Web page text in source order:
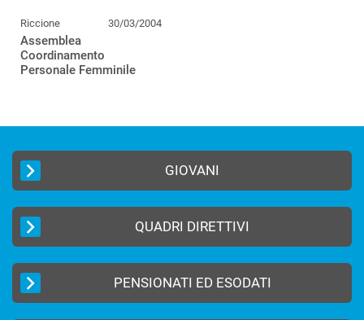
Riccione 30/03/2004
Assemblea
Coordinamento
Personale Femminile
GIOVANI
QUADRI DIRETTIVI
PENSIONATI ED ESODATI